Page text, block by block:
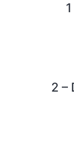
2 –